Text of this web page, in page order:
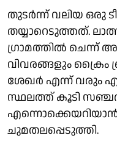
തുടർന്ന് വലിയ ഒരു
തയ്യാറെടുത്തത്.
ഗ്രാമത്തിൽ ചെന്ന്
വിവരങ്ങളും ക്രൈം
ശേഖർ എന്ന് വരും
സ്ഥലത്ത് കൂടി
ചുമതലപ്പെടുത്തി.